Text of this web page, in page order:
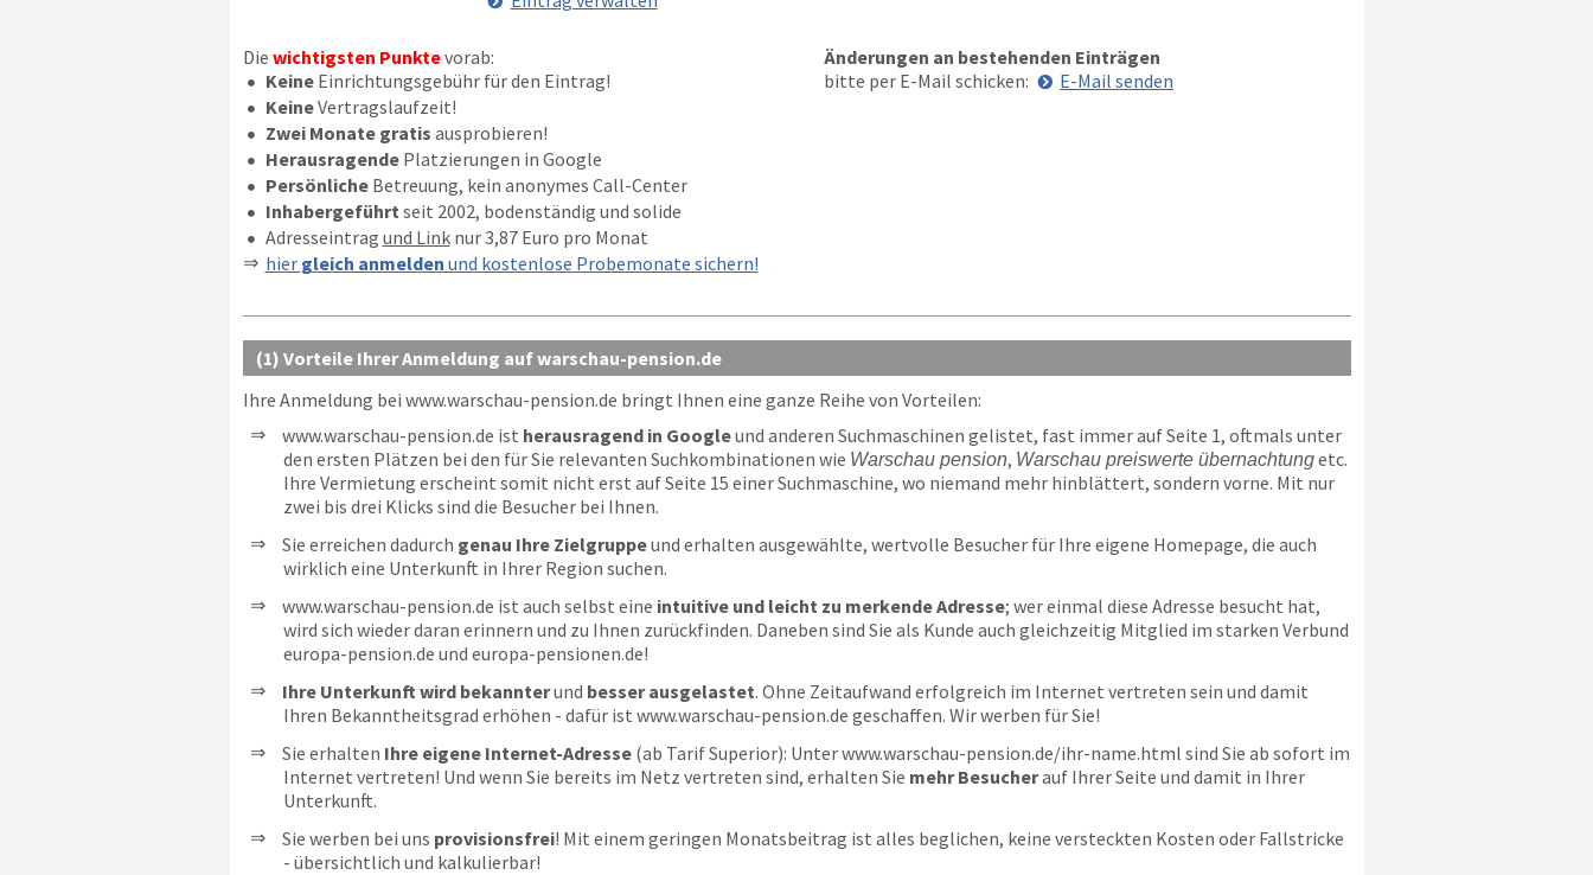
Die wichtigsten Punktevorab:
KeineEinrichtungsgebühr für den Eintrag!
KeineVertragslaufzeit!
Zwei Monate gratis ausprobieren!
Änderungen an bestehenden Einträgen
bitte per E-Mail schicken:
E-Mail senden
HerausragendePlatzierungen in Google
PersönlicheBetreuung, kein anonymes Call-Center
Inhabergeführt seit 2002, bodenständig und solide
Adresseintrag und Linknur 3,87 Euro pro Monat
hier gleich anmelden und kostenlose Probemonate sichern!
(1) Vorteile Ihrer Anmeldung auf warschau-pension.de
Ihre Anmeldung bei www.warschau-pension.de bringt Ihnen eine ganze Reihe von Vorteilen:
www.warschau-pension.de ist herausragend in Googleund anderen Suchmaschinen gelistet, fast immer auf Seite 1, oftmals unter
den ersten Plätzen bei den für Sie relevanten Suchkombinationen wie Warschau pension, Warschau preiswerte übernachtungetc.
Ihre Vermietung erscheint somit nicht erst auf Seite 15 einer Suchmaschine, wo niemand mehr hinblättert, sondern vorne. Mit nur
zwei bis drei Klicks sind die Besucher bei Ihnen.
Sie erreichen dadurch genau Ihre Zielgruppeund erhalten ausgewählte, wertvolle Besucher für Ihre eigene Homepage, die auch
wirklich eine Unterkunft in Ihrer Region suchen.
www.warschau-pension.de ist auch selbst eine intuitive und leicht zu merkende Adresse; wer einmal diese Adresse besucht hat,
wird sich wieder daran erinnern und zu Ihnen zurückfinden. Daneben sind Sie als Kunde auch gleichzeitig Mitglied im starken Verbund
europa-pension.de und europa-pensionen.de!
Ihre Unterkunft wird bekannterund besser ausgelastet. Ohne Zeitaufwand erfolgreich im Internet vertreten sein und damit
Ihren Bekanntheitsgrad erhöhen - dafür ist www.warschau-pension.de geschaffen. Wir werben für Sie!
Sie erhalten Ihre eigene Internet-Adresse(ab Tarif Superior): Unter www.warschau-pension.de/ihr-name.html sind Sie ab sofort im
Internet vertreten! Und wenn Sie bereits im Netz vertreten sind, erhalten Sie mehr Besucherauf Ihrer Seite und damit in Ihrer
Unterkunft.
Sie werben bei uns provisionsfrei! Mit einem geringen Monatsbeitrag ist alles beglichen, keine versteckten Kosten oder Fallstricke
- übersichtlich und kalkulierbar!